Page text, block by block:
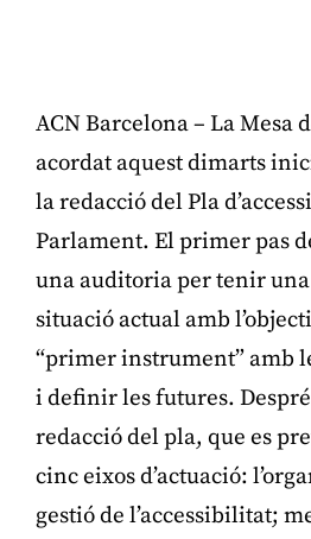
ACN Barcelona – La Mesa
acordat aquest dimarts
la redacció del Pla
Parlament. El primer pas
una auditoria per tenir
situació actual amb
“primer instrument” amb
i definir les futures.
redacció del pla, que es
cinc eixos d’actuació:
gestió de l’accessibilitat;